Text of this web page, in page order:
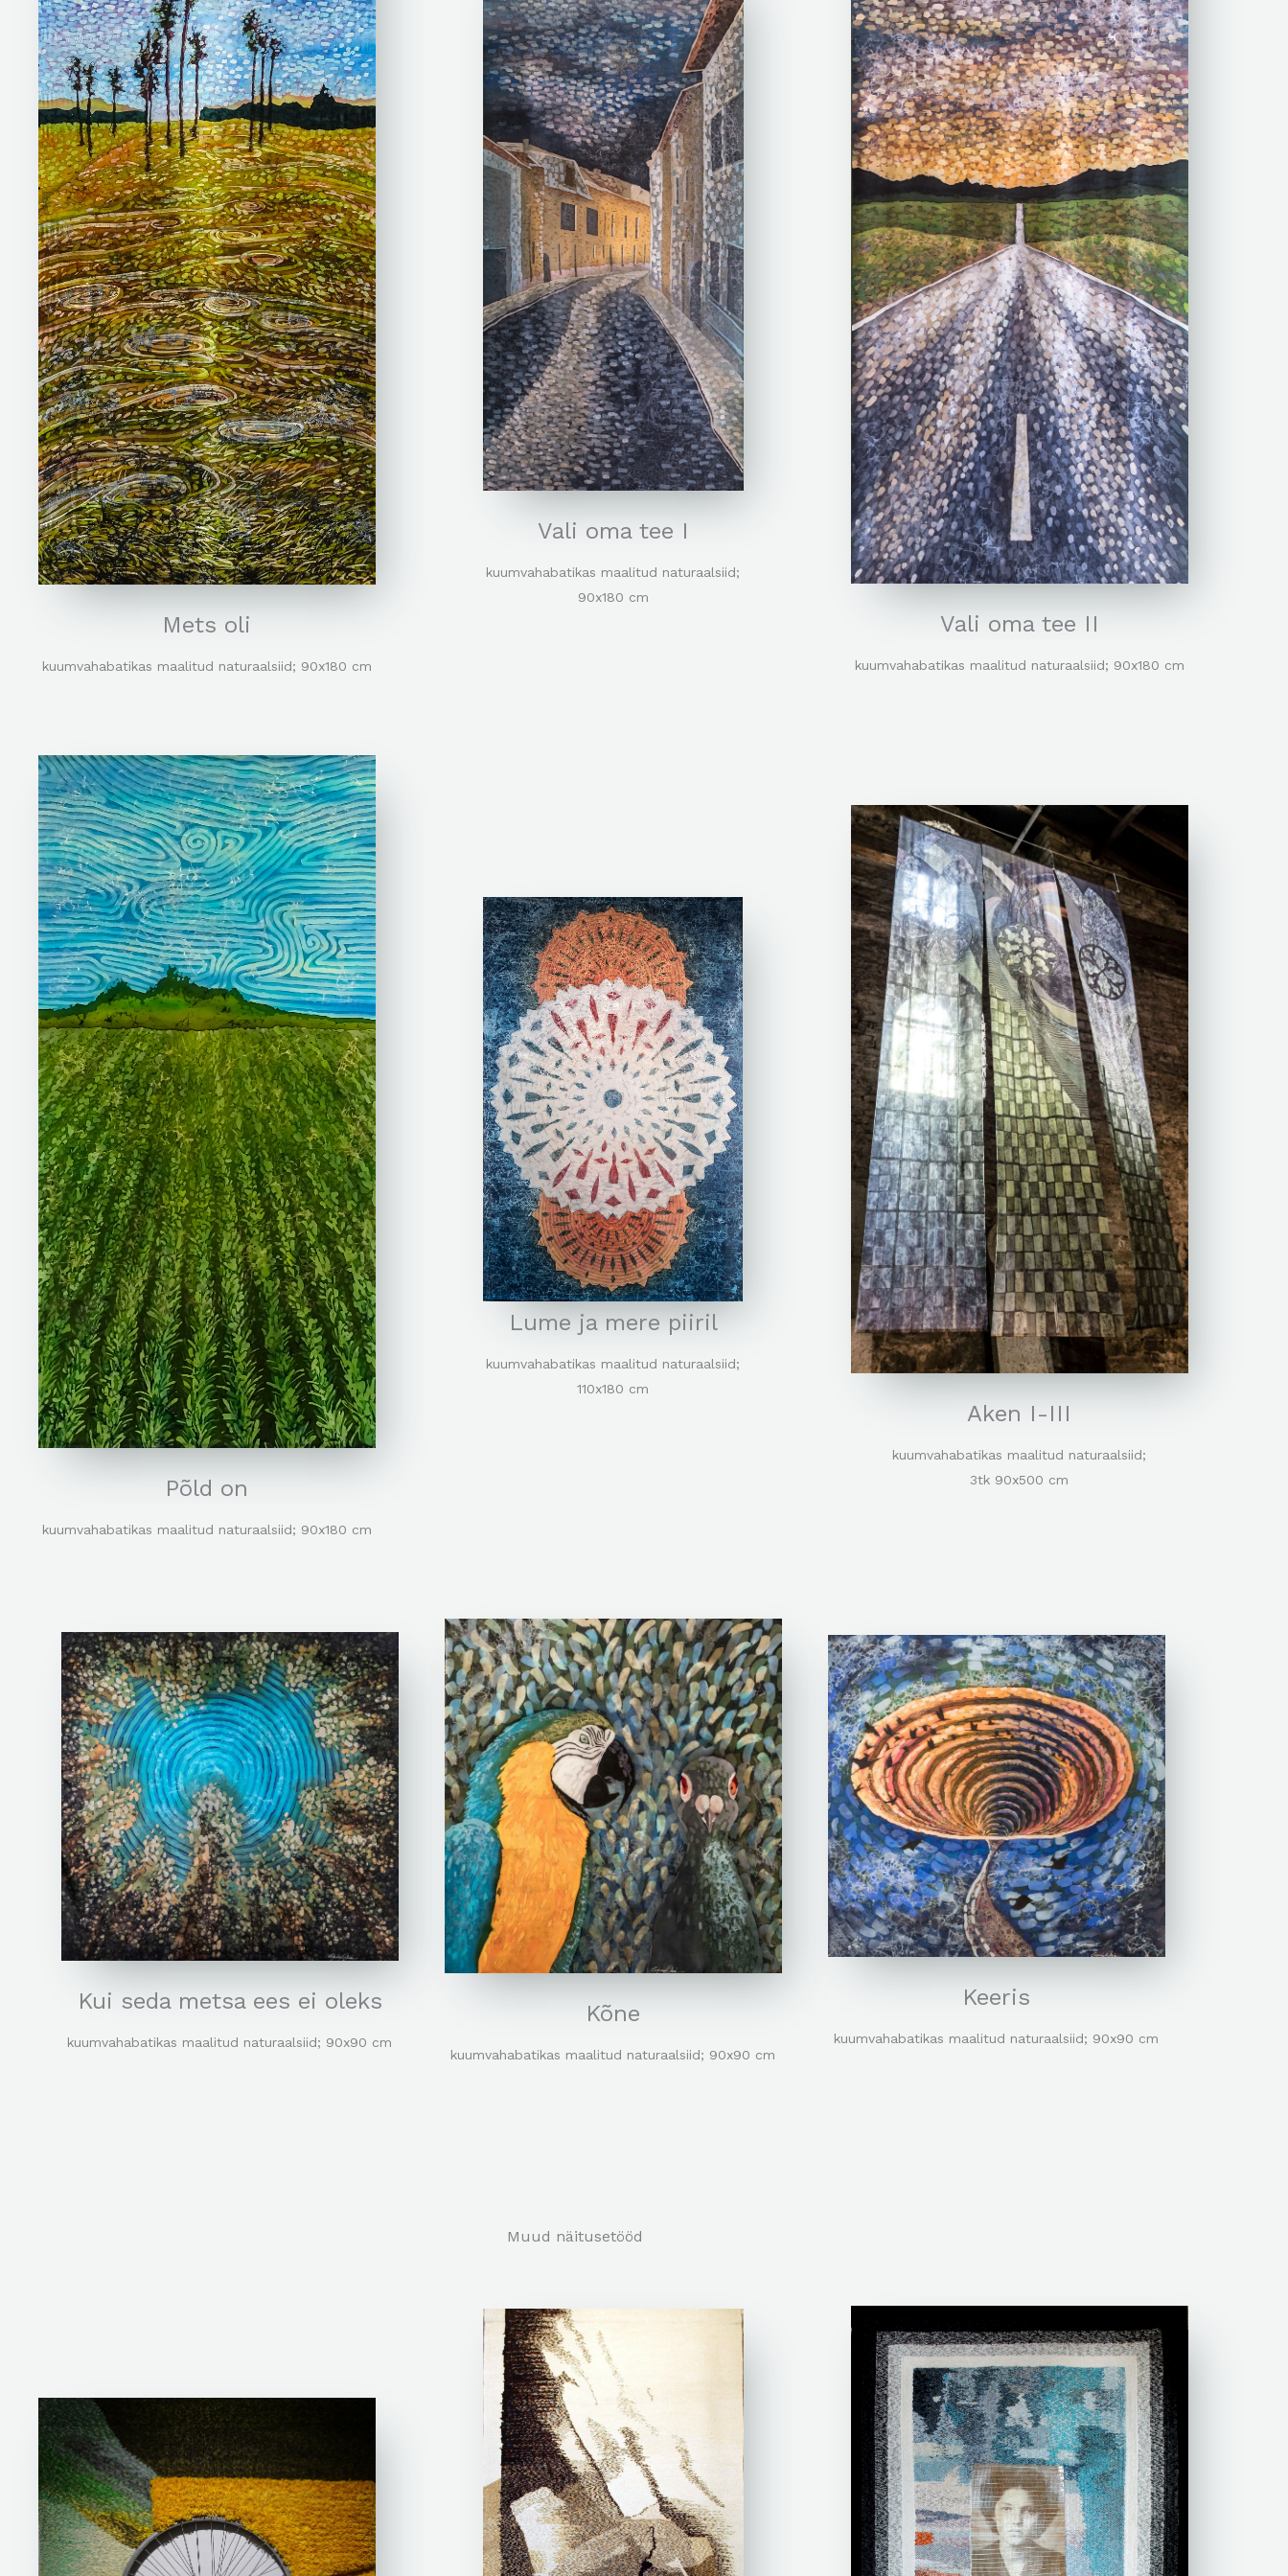
Mets oli
kuumvahabatikas maalitud naturaalsiid; 90x180 cm
Vali oma tee I
kuumvahabatikas maalitud naturaalsiid;
90x180 cm
Vali oma tee II
kuumvahabatikas maalitud naturaalsiid; 90x180 cm
Põld on
kuumvahabatikas maalitud naturaalsiid; 90x180 cm
Lume ja mere piiril
kuumvahabatikas maalitud naturaalsiid;
110x180 cm
Aken I-III
kuumvahabatikas maalitud naturaalsiid;
3tk 90x500 cm
Kui seda metsa ees ei oleks
kuumvahabatikas maalitud naturaalsiid; 90x90 cm
Kõne
kuumvahabatikas maalitud naturaalsiid; 90x90 cm
Keeris
kuumvahabatikas maalitud naturaalsiid; 90x90 cm
Muud näitusetööd